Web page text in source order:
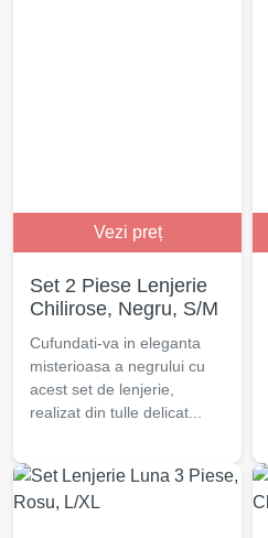
Vezi preț
Set 2 Piese Lenjerie
Chilirose, Negru, S/M
Cufundati-va in eleganta
misterioasa a negrului cu
acest set de lenjerie,
realizat din tulle delicat...